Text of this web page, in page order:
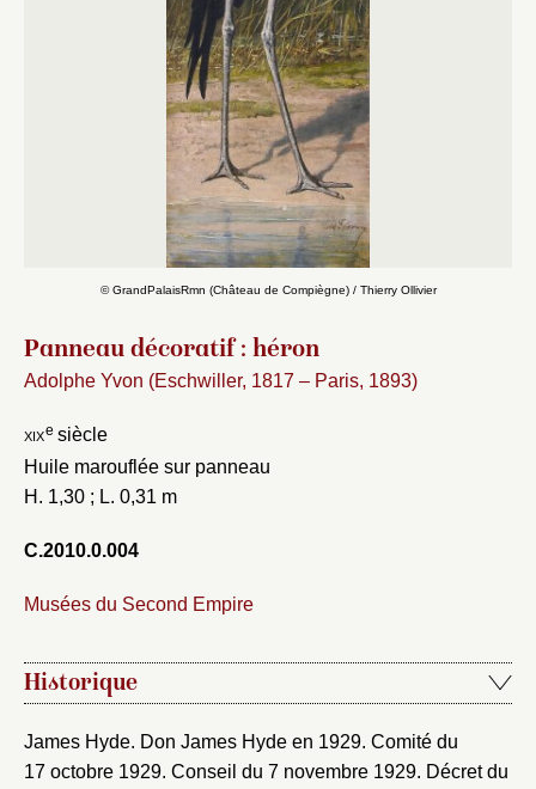
© GrandPalaisRmn (Château de Compiègne) / Thierry Ollivier
Panneau décoratif : héron
Adolphe Yvon (Eschwiller, 1817 – Paris, 1893)
xixe siècle
Huile marouflée sur panneau
H. 1,30 ; L. 0,31 m
C.2010.0.004
Musées du Second Empire
Historique
James Hyde. Don James Hyde en 1929. Comité du
17 octobre 1929. Conseil du 7 novembre 1929. Décret du